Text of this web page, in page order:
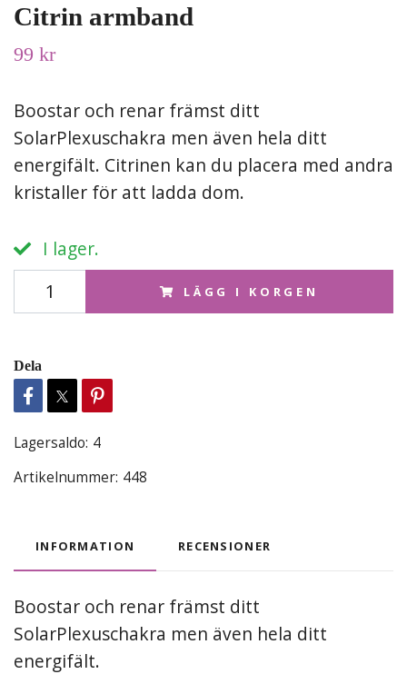
Citrin armband
99 kr
Boostar och renar främst ditt
SolarPlexuschakra men även hela ditt
energifält. Citrinen kan du placera med andra
kristaller för att ladda dom.
I lager.
LÄGG I KORGEN
Dela
Lagersaldo: 4
Artikelnummer: 448
INFORMATION RECENSIONER
Boostar och renar främst ditt
SolarPlexuschakra men även hela ditt
energifält.